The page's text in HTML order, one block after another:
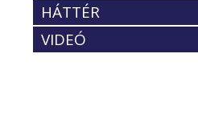
HÁTTÉR
VIDEÓ